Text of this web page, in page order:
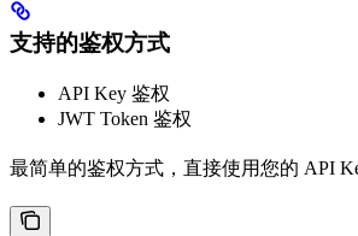
支持的鉴权方式
API Key 鉴权
JWT Token 鉴权
最简单的鉴权方式，直接使用您的 API